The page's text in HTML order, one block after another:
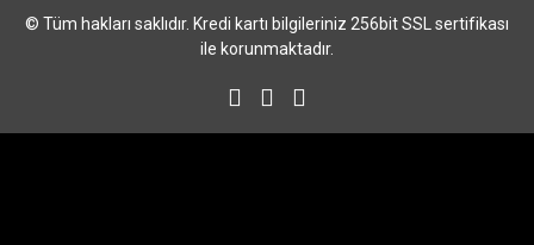
© Tüm hakları saklıdır. Kredi kartı bilgileriniz 256bit SSL sertifikası
ile korunmaktadır.